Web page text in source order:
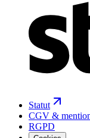
Statut
CGV &
RGPD